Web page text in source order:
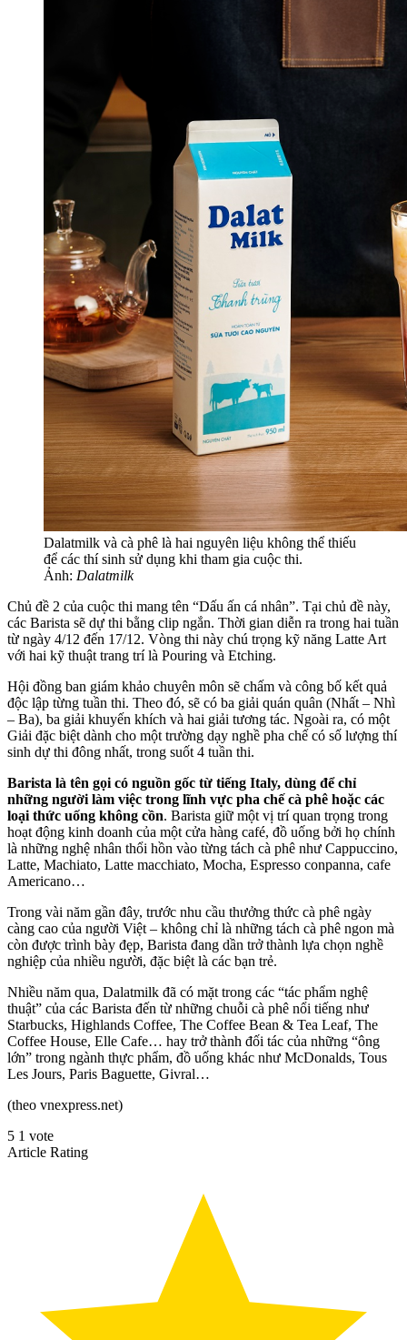
Dalatmilk và cà phê là hai nguyên liệu không thể thiếu
để các thí sinh sử dụng khi tham gia cuộc thi.
Ảnh: Dalatmilk
Chủ đề 2 của cuộc thi mang tên “Dấu ấn cá nhân”. Tại chủ đề này,
các Barista sẽ dự thi bằng clip ngắn. Thời gian diễn ra trong hai tuần
từ ngày 4/12 đến 17/12. Vòng thi này chú trọng kỹ năng Latte Art
với hai kỹ thuật trang trí là Pouring và Etching.
Hội đồng ban giám khảo chuyên môn sẽ chấm và công bố kết quả
độc lập từng tuần thi. Theo đó, sẽ có ba giải quán quân (Nhất – Nhì
– Ba), ba giải khuyến khích và hai giải tương tác. Ngoài ra, có một
Giải đặc biệt dành cho một trường dạy nghề pha chế có số lượng thí
sinh dự thi đông nhất, trong suốt 4 tuần thi.
Barista là tên gọi có nguồn gốc từ tiếng Italy, dùng để chỉ
những người làm việc trong lĩnh vực pha chế cà phê hoặc các
loại thức uống không cồn. Barista giữ một vị trí quan trọng trong
hoạt động kinh doanh của một cửa hàng café, đồ uống bởi họ chính
là những nghệ nhân thổi hồn vào từng tách cà phê như Cappuccino,
Latte, Machiato, Latte macchiato, Mocha, Espresso conpanna, cafe
Americano…
Trong vài năm gần đây, trước nhu cầu thưởng thức cà phê ngày
càng cao của người Việt – không chỉ là những tách cà phê ngon mà
còn được trình bày đẹp, Barista đang dần trở thành lựa chọn nghề
nghiệp của nhiều người, đặc biệt là các bạn trẻ.
Nhiều năm qua, Dalatmilk đã có mặt trong các “tác phẩm nghệ
thuật” của các Barista đến từ những chuỗi cà phê nổi tiếng như
Starbucks, Highlands Coffee, The Coffee Bean & Tea Leaf, The
Coffee House, Elle Cafe… hay trở thành đối tác của những “ông
lớn” trong ngành thực phẩm, đồ uống khác như McDonalds, Tous
Les Jours, Paris Baguette, Givral…
(theo vnexpress.net)
5 1 vote
Article Rating